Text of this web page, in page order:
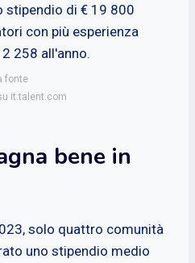
stipendio di € 19 800
con più esperienza
258 all'anno.
fonte
it.talent.com
bene in
solo quattro comunità
uno stipendio medio